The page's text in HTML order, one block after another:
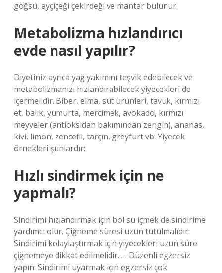
göğsü, ayçiçeği çekirdeği ve mantar bulunur.
Metabolizma hızlandırıcı
evde nasıl yapılır?
Diyetiniz ayrıca yağ yakımını teşvik edebilecek ve
metabolizmanızı hızlandırabilecek yiyecekleri de
içermelidir. Biber, elma, süt ürünleri, tavuk, kırmızı
et, balık, yumurta, mercimek, avokado, kırmızı
meyveler (antioksidan bakımından zengin), ananas,
kivi, limon, zencefil, tarçın, greyfurt vb. Yiyecek
örnekleri şunlardır:
Hızlı sindirmek için ne
yapmalı?
Sindirimi hızlandırmak için bol su içmek de sindirime
yardımcı olur. Çiğneme süresi uzun tutulmalıdır:
Sindirimi kolaylaştırmak için yiyecekleri uzun süre
çiğnemeye dikkat edilmelidir. … Düzenli egzersiz
yapın: Sindirimi uyarmak için egzersiz çok